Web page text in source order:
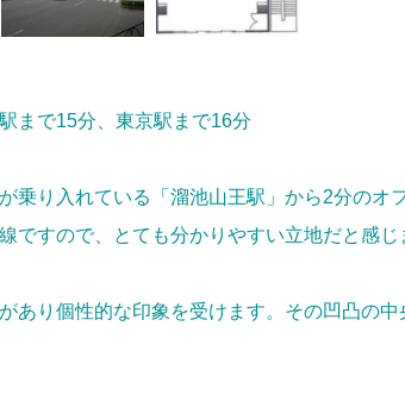
まで15分、東京駅まで16分
乗り入れている「溜池山王駅」から2分のオ
ですので、とても分かりやすい立地だと感じ
あり個性的な印象を受けます。その凹凸の